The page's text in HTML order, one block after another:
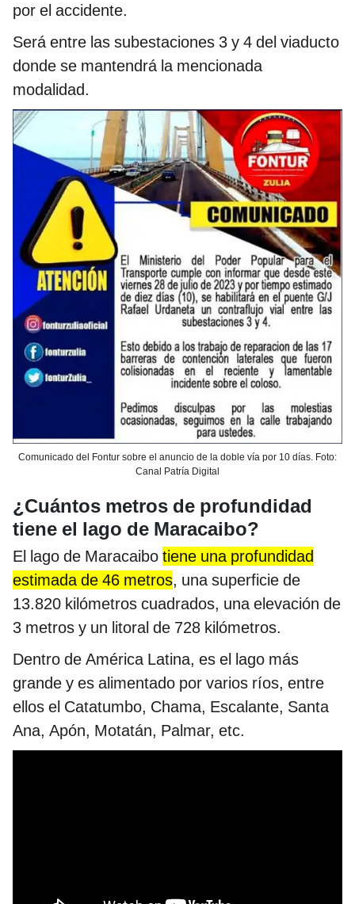
por el accidente.
Será entre las subestaciones 3 y 4 del viaducto
donde se mantendrá la mencionada
modalidad.
Comunicado del Fontur sobre el anuncio de la doble vía por 10 días. Foto:
Canal Patría Digital
¿Cuántos metros de profundidad
tiene el lago de Maracaibo?
El lago de Maracaibo tiene una profundidad
estimada de 46 metros, una superficie de
13.820 kilómetros cuadrados, una elevación de
3 metros y un litoral de 728 kilómetros.
Dentro de América Latina, es el lago más
grande y es alimentado por varios ríos, entre
ellos el Catatumbo, Chama, Escalante, Santa
Ana, Apón, Motatán, Palmar, etc.